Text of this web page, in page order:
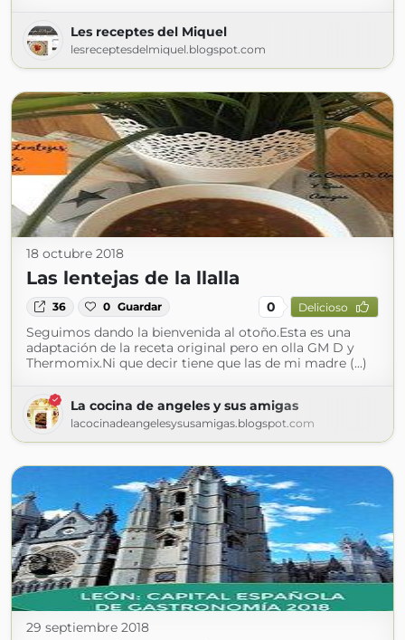
Les receptes del Miquel
lesreceptesdelmiquel.blogspot.com
18 octubre 2018
Las lentejas de la llalla
36 0 Guardar 0 Delicioso
Seguimos dando la bienvenida al otoño.Esta es una
adaptación de la receta original pero en olla GM D y
Thermomix.Ni que decir tiene que las de mi madre (...)
La cocina de angeles y sus amigas
lacocinadeangelesysusamigas.blogspot.com
29 septiembre 2018